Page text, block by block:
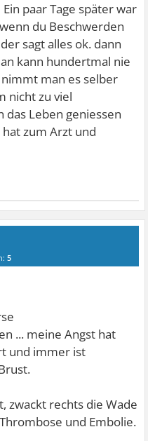
paar Tage später war
du Beschwerden
sagt alles ok. dann
kann hundertmal nie
man es selber
nicht zu viel
Leben geniessen
zum Arzt und
5
... meine Angst hat
und immer ist
zwackt rechts die Wade
und Embolie.